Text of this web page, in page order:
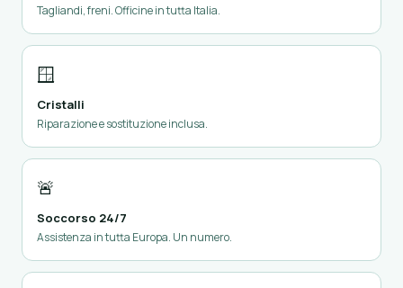
Tagliandi, freni. Officine in tutta Italia.
🪟
Cristalli
Riparazione e sostituzione inclusa.
🚨
Soccorso 24/7
Assistenza in tutta Europa. Un numero.